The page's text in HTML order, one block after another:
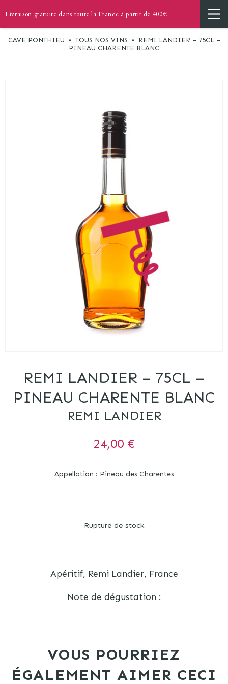
Livraison gratuite dans toute la France à partir de 400€
CAVE PONTHIEU • TOUS NOS VINS • REMI LANDIER – 75CL –
PINEAU CHARENTE BLANC
REMI LANDIER – 75CL –
PINEAU CHARENTE BLANC
REMI LANDIER
24,00 €
Appellation : Pineau des Charentes
Rupture de stock
Apéritif, Remi Landier, France
Note de dégustation :
VOUS POURRIEZ
ÉGALEMENT AIMER CECI